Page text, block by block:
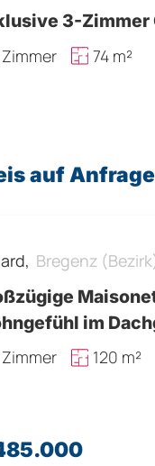
3-Zimmer
74 m²
auf Anfrage
Bregenz
im
120 m²